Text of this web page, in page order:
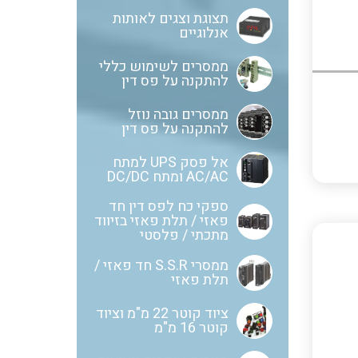
לוחות שירות בשילוב מא"זים,
אינטרלוקים ושקעים
לוחות מודולריים להתקנה מעל
ומתחת לטיח
משנה זרם
כבלי אלומניום
כבלים אלומניום למתח גבוה
ציוד שטח
תקשורת אחת לשנייה מכל סוג
ולכל סוג
מדידות פיזיקאליות ספיקה
ובקרת תהליך
בוחני להבה ומערכות לבקרת
בערה BMS
תצוגת וצגים לאותות
אנלוגיים
ממסרים לשימוש כללי
להתקנה על פס דין
ממסרים גובה נוזל
להתקנה על פס דין
אל פסק UPS למתח
AC/AC ומתח DC/DC
ספקי כח לפס דין חד
פאזי / תלת פאזי בזיווד
מתכתי / פלסטי
ממסרי S.S.R חד פאזי /
תלת פאזי
ציוד קוטר 22 מ"מ וציוד
קוטר 16 מ"מ